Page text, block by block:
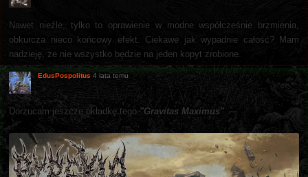
Nawet nieźle, tylko to oprawienie w modne współcześnie brzmienia,
obkurcza nieco końcowy efekt. Ciekawe jak wypadnie całość? Mam
nadzieję, że nie wszystko będzie na jeden kopyt zrobione.
EdusPospolitus 4 lata temu
Dorzucam jeszcze okładkę tego "Gravitas Maximus"